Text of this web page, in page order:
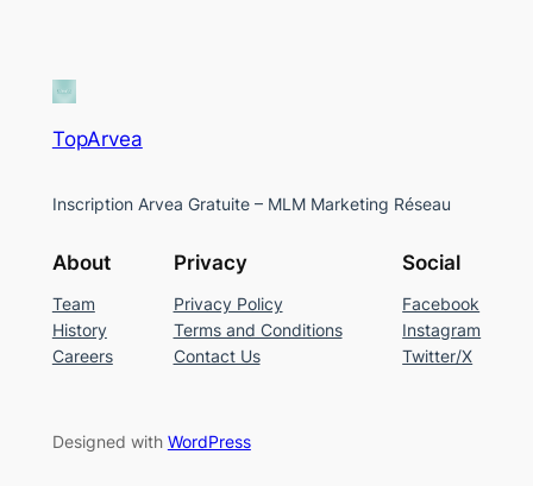
TopArvea
Inscription Arvea Gratuite – MLM Marketing Réseau
About
Team
History
Careers
Privacy
Privacy Policy
Terms and Conditions
Contact Us
Social
Facebook
Instagram
Twitter/X
Designed with WordPress